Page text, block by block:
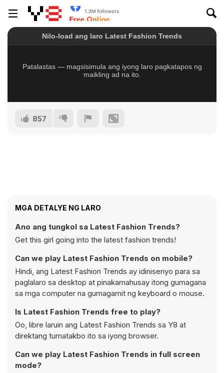
857
MGA DETALYE NG LARO
Ano ang tungkol sa Latest Fashion Trends?
Get this girl going into the latest fashion trends!
Can we play Latest Fashion Trends on mobile?
Hindi, ang Latest Fashion Trends ay idinisenyo para sa
paglalaro sa desktop at pinakamahusay itong gumagana
sa mga computer na gumagamit ng keyboard o mouse.
Is Latest Fashion Trends free to play?
Oo, libre laruin ang Latest Fashion Trends sa Y8 at
direktang tumatakbo ito sa iyong browser.
Can we play Latest Fashion Trends in full screen
mode?